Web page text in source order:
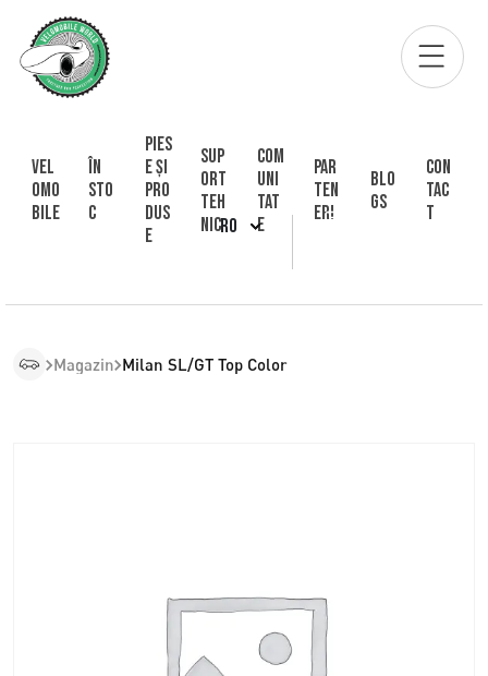
Vel
omo
bile
În
sto
c
Pies
e și
pro
dus
e
Sup
ort
Teh
nic
Com
uni
tat
e
Par
ten
eri
Blo
gs
Con
tac
t
RO
Magazin Milan SL/GT Top Color